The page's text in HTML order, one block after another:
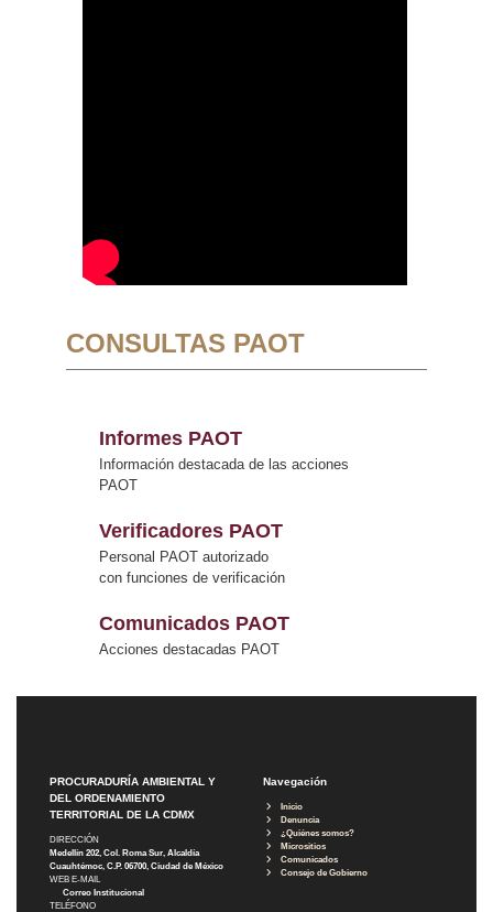
CONSULTAS PAOT
Informes PAOT
Información destacada de las acciones
PAOT
Verificadores PAOT
Personal PAOT autorizado
con funciones de verificación
Comunicados PAOT
Acciones destacadas PAOT
PROCURADURÍA AMBIENTAL Y
DEL ORDENAMIENTO
TERRITORIAL DE LA CDMX
DIRECCIÓN
Medellín 202, Col. Roma Sur, Alcaldía
Cuauhtémoc, C.P. 06700, Ciudad de México
WEB E-MAIL
Correo Institucional
TELÉFONO
Navegación
Inicio
Denuncia
¿Quiénes somos?
Micrositios
Comunicados
Consejo de Gobierno